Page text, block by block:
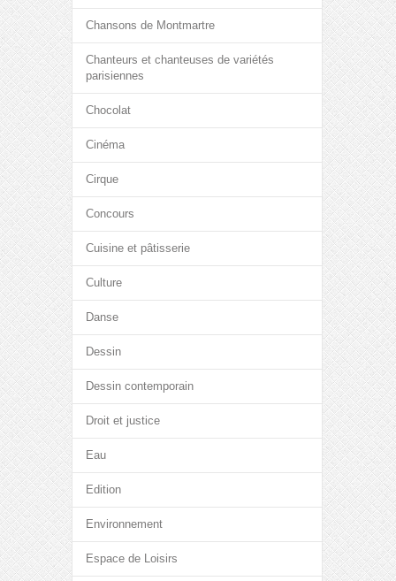
Chansons de Montmartre
Chanteurs et chanteuses de variétés
parisiennes
Chocolat
Cinéma
Cirque
Concours
Cuisine et pâtisserie
Culture
Danse
Dessin
Dessin contemporain
Droit et justice
Eau
Edition
Environnement
Espace de Loisirs